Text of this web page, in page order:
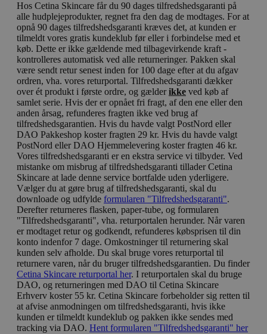
Hos Cetina Skincare får du 90 dages tilfredshedsgaranti på
alle hudplejeprodukter, regnet fra den dag de modtages. For at
opnå 90 dages tilfredshedsgaranti kræves det, at kunden er
tilmeldt vores gratis kundeklub før eller i forbindelse med et
køb. Dette er ikke gældende med tilbagevirkende kraft -
kontrolleres automatisk ved alle returneringer. Pakken skal
være sendt retur senest inden for 100 dage efter at du afgav
ordren, vha. vores returportal. Tilfredshedsgaranti dækker
over ét produkt i første ordre, og gælderikke ved køb af
samlet serie. Hvis der er opnået fri fragt, af den ene eller den
anden årsag, refunderes fragten ikke ved brug af
tilfredshedsgarantien. Hvis du havde valgt PostNord eller
DAO Pakkeshop koster fragten 29 kr. Hvis du havde valgt
PostNord eller DAO Hjemmelevering koster fragten 46 kr.
Vores tilfredshedsgaranti er en ekstra service vi tilbyder. Ved
mistanke om misbrug af tilfredshedsgaranti tillader Cetina
Skincare at lade denne service bortfalde uden yderligere.
Vælger du at gøre brug af tilfredshedsgaranti, skal du
downloade og udfylde formularen "Tilfredshedsgaranti".
Derefter returneres flasken, paper-tube, og formularen
"Tilfredshedsgaranti", vha. returportalen herunder. Når varen
er modtaget retur og godkendt, refunderes købsprisen til din
konto indenfor 7 dage. Omkostninger til returnering skal
kunden selv afholde. Du skal bruge vores returportal til
returnere varen, når du bruger tilfredshedsgarantien. Du finder
Cetina Skincare returportal her. I returportalen skal du bruge
DAO, og returneringen med DAO til Cetina Skincare
Erhverv koster 55 kr. Cetina Skincare forbeholder sig retten til
at afvise anmodningen om tilfredshedsgaranti, hvis ikke
kunden er tilmeldt kundeklub og pakken ikke sendes med
tracking via DAO. Hent formularen "Tilfredshedsgaranti" her